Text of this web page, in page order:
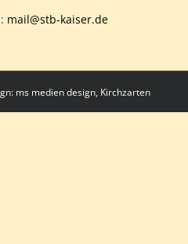
mail@stb-kaiser.de
ms medien design, Kirchzarten